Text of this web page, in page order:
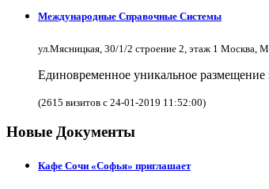
Международные Справочные Системы
ул.Мясницкая, 30/1/2 строение 2, этаж 1 Москва,
Единовременное уникальное
(2615 визитов с 24-01-2019 11:52:00)
Новые Документы
Кафе Сочи «Софья» приглашает